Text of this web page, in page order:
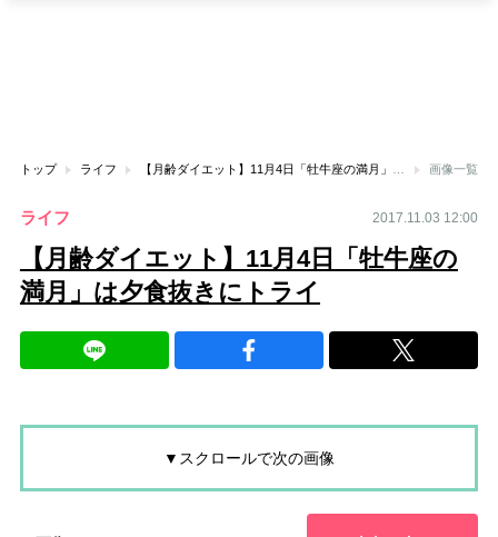
トップ ライフ 画像一覧
ライフ 2017.11.03 12:00
【月齢ダイエット】11月4日「牡牛座の
満月」は夕食抜きにトライ
▼スクロールで次の画像